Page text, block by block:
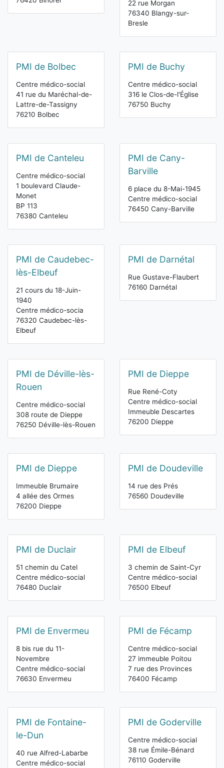
22 rue Morgan
76340 Blangy-sur-
Bresle
PMI de Bolbec
Centre médico-social
41 rue du Maréchal-de-
Lattre-de-Tassigny
76210 Bolbec
PMI de Buchy
Centre médico-social
316 le Clos-de-l'Église
76750 Buchy
PMI de Canteleu
Centre médico-social
1 boulevard Claude-
Monet
BP 113
76380 Canteleu
PMI de Cany-
Barville
6 place du 8-Mai-1945
Centre médico-social
76450 Cany-Barville
PMI de Caudebec-
lès-Elbeuf
21 cours du 18-Juin-
1940
Centre médico-socia
76320 Caudebec-lès-
Elbeuf
PMI de Darnétal
Rue Gustave-Flaubert
76160 Darnétal
PMI de Déville-lès-
Rouen
Centre médico-social
308 route de Dieppe
76250 Déville-lès-Rouen
PMI de Dieppe
Rue René-Coty
Centre médico-social
Immeuble Descartes
76200 Dieppe
PMI de Dieppe
Immeuble Brumaire
4 allée des Ormes
76200 Dieppe
PMI de Doudeville
14 rue des Prés
76560 Doudeville
PMI de Duclair
51 chemin du Catel
Centre médico-social
76480 Duclair
PMI de Elbeuf
3 chemin de Saint-Cyr
Centre médico-social
76500 Elbeuf
PMI de Envermeu
8 bis rue du 11-
Novembre
Centre médico-social
76630 Envermeu
PMI de Fécamp
Centre médico-social
27 immeuble Poitou
7 rue des Provinces
76400 Fécamp
PMI de Fontaine-
le-Dun
40 rue Alfred-Labarbe
Centre médico-social
PMI de Goderville
Centre médico-social
38 rue Émile-Bénard
76110 Goderville